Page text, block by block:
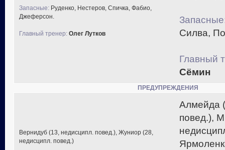
Запасные: Руденко, Нестеров, Спичка, Фабио,
Джеферсон.
Главный тренер: Олег Лутков
Силва,
Главный
Сёмин
ПРЕДУПРЕЖДЕНИЯ
Вернидуб (13, недисципл. повед.), Жуниор (28,
недисципл. повед.)
Алмейда
повед.),